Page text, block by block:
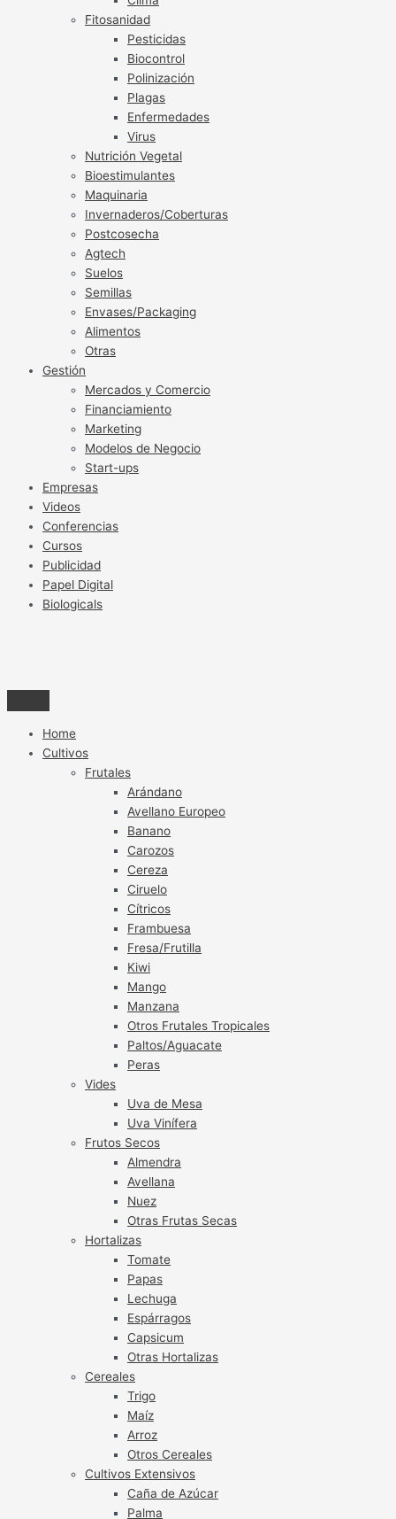
Fitosanidad
Pesticidas
Biocontrol
Polinización
Plagas
Enfermedades
Virus
Nutrición Vegetal
Bioestimulantes
Maquinaria
Invernaderos/Coberturas
Postcosecha
Agtech
Suelos
Semillas
Envases/Packaging
Alimentos
Otras
Gestión
Mercados y Comercio
Financiamiento
Marketing
Modelos de Negocio
Start-ups
Empresas
Videos
Conferencias
Cursos
Publicidad
Papel Digital
Biologicals
Home
Cultivos
Frutales
Arándano
Avellano Europeo
Banano
Carozos
Cereza
Ciruelo
Cítricos
Frambuesa
Fresa/Frutilla
Kiwi
Mango
Manzana
Otros Frutales Tropicales
Paltos/Aguacate
Peras
Vides
Uva de Mesa
Uva Vinífera
Frutos Secos
Almendra
Avellana
Nuez
Otras Frutas Secas
Hortalizas
Tomate
Papas
Lechuga
Espárragos
Capsicum
Otras Hortalizas
Cereales
Trigo
Maíz
Arroz
Otros Cereales
Cultivos Extensivos
Caña de Azúcar
Palma